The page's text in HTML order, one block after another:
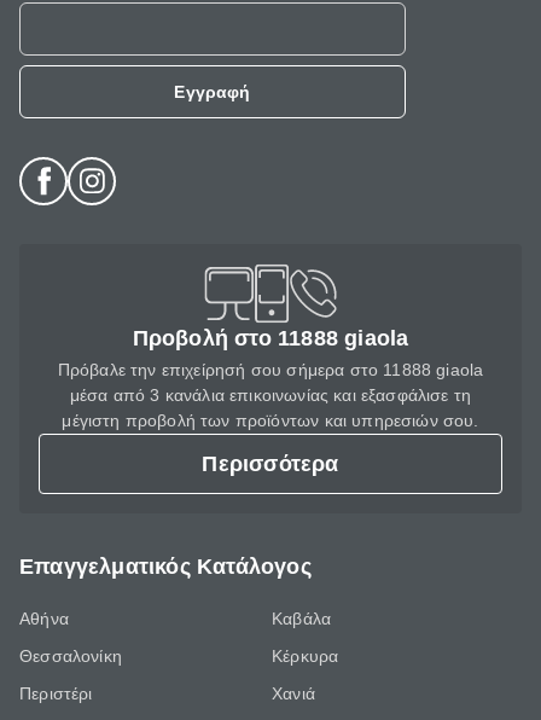
Εγγραφή
Προβολή στο 11888 giaola
Πρόβαλε την επιχείρησή σου σήμερα στο 11888 giaola
μέσα από 3 κανάλια επικοινωνίας και εξασφάλισε τη
μέγιστη προβολή των προϊόντων και υπηρεσιών σου.
Περισσότερα
Επαγγελματικός Κατάλογος
Αθήνα
Θεσσαλονίκη
Περιστέρι
Καβάλα
Κέρκυρα
Χανιά